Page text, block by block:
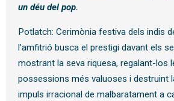
un déu del pop.
Potlatch: Cerimònia festiva dels indis
l’amfitrió busca el prestigi davant els
mostrant la seva riquesa, regalant-los
possessions més valuoses i destruint
impuls irracional de malbaratament a